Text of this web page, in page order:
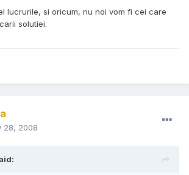
lucrurile, si oricum, nu noi vom fi cei care
solutiei.
28, 2008